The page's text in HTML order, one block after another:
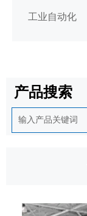
工业自动化
产品搜索